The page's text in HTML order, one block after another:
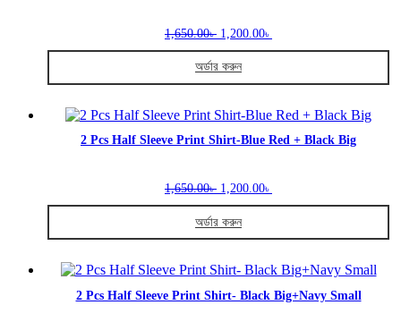
options
may
be
chosen
the
page
1,650.00৳ Original
price
was:
1,650.00৳ .
1,200.00৳
price
1,200.00৳ .
অর্ডার করুন
product
has
multiple
options
may
be
chosen
the
page
2 Pcs Half Sleeve Print Shirt-Blue Red + Black Big
1,650.00৳ Original
price
was:
1,650.00৳ .
1,200.00৳
price
1,200.00৳ .
অর্ডার করুন
product
has
multiple
2 Pcs Half Sleeve Print Shirt- Black Big+Navy Small